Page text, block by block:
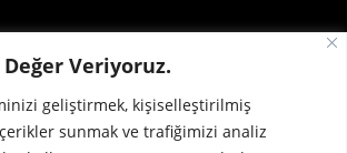
Veriyoruz.
geliştirmek, kişiselleştirilmiş
sunmak ve trafiğimizi analiz